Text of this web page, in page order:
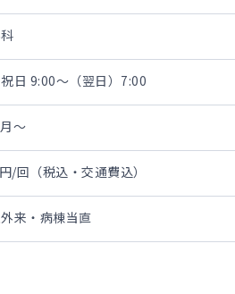
日 9:00～（翌日）7:00
～
/回（税込・交通費込）
来・病棟当直